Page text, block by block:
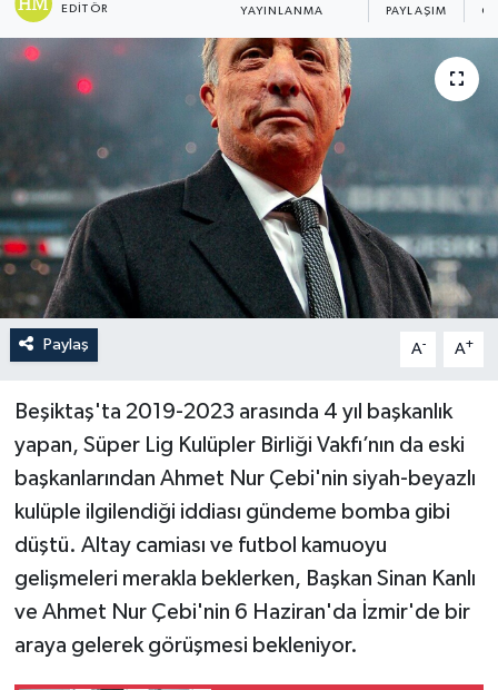
EDITÖR YAYINLANMA PAYLAŞIM
Paylaş A- A+
Beşiktaş'ta 2019-2023 arasında 4 yıl başkanlık
yapan, Süper Lig Kulüpler Birliği Vakfı’nın da eski
başkanlarından Ahmet Nur Çebi'nin siyah-beyazlı
kulüple ilgilendiği iddiası gündeme bomba gibi
düştü. Altay camiası ve futbol kamuoyu
gelişmeleri merakla beklerken, Başkan Sinan Kanlı
ve Ahmet Nur Çebi'nin 6 Haziran'da İzmir'de bir
araya gelerek görüşmesi bekleniyor.